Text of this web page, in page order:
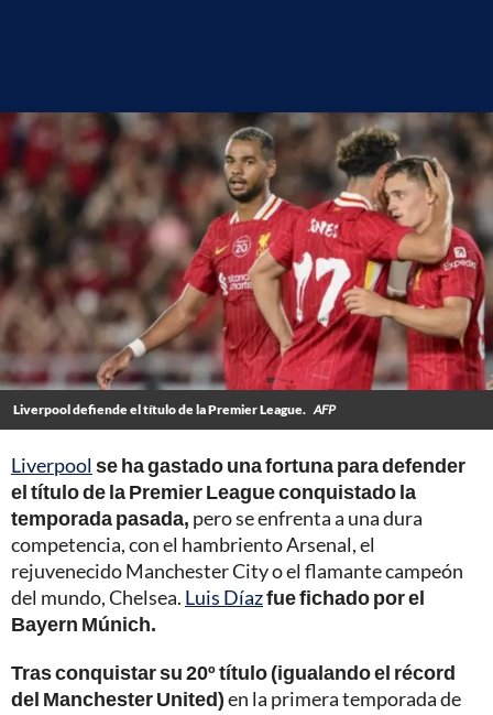
Liverpool defiende el título de la Premier League. AFP
Liverpoolse ha gastado una fortuna para defender
el título de la Premier League conquistado la
temporada pasada, pero se enfrenta a una dura
competencia, con el hambriento Arsenal, el
rejuvenecido Manchester City o el flamante campeón
del mundo, Chelsea. Luis Díazfue fichado por el
Bayern Múnich.
Tras conquistar su 20º título (igualando el récord
del Manchester United)en la primera temporada de